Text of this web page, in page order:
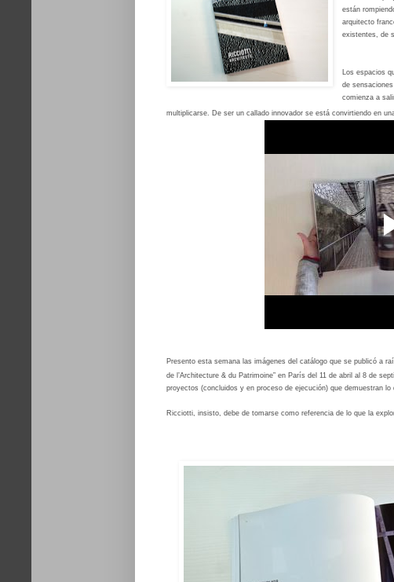
están
arquitecto
existentes, de
Los espacios
de
comienza a
multiplicarse. De ser un callado innovador se está convirtiendo en
Presento esta semana las imágenes del catálogo que se publicó a
de l’Architecture & du Patrimoine” en París del 11 de abril al 8 de
proyectos (concluidos y en proceso de ejecución) que demuestran lo
Ricciotti, insisto, debe de tomarse como referencia de lo que la